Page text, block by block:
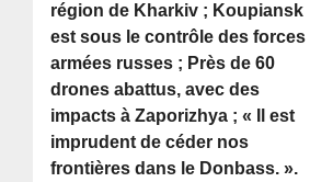
région de Kharkiv ; Koupiansk
est sous le contrôle des forces
armées russes ; Près de 60
drones abattus, avec des
impacts à Zaporizhya ; « Il est
imprudent de céder nos
frontières dans le Donbass. ».